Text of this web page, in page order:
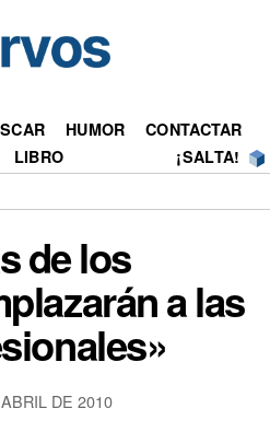
HUMOR
CONTACTAR
LIBRO ¡SALTA!
de los
a las
DE 2010